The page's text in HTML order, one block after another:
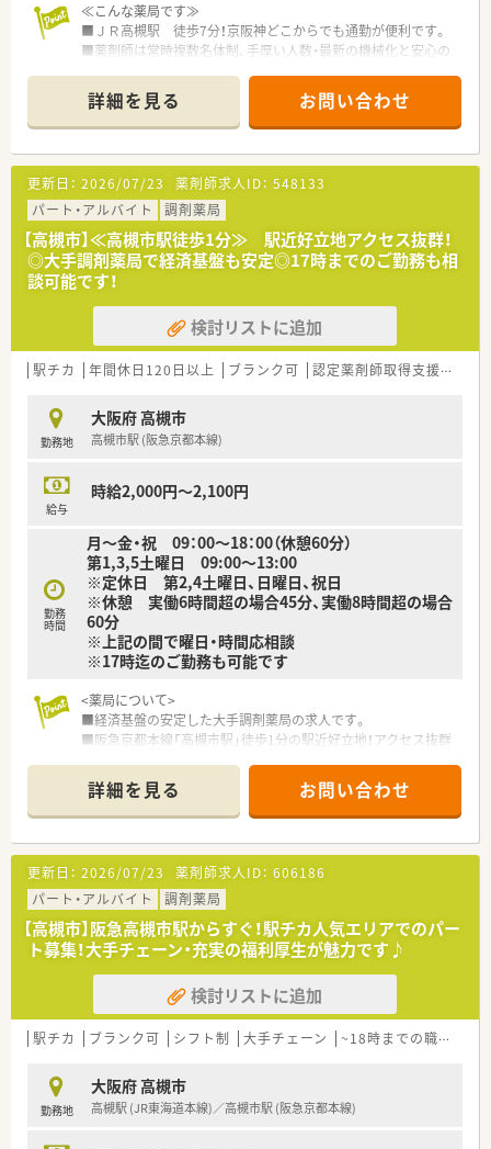
≪こんな薬局です≫
■ＪＲ高槻駅 徒歩7分！京阪神どこからでも通勤が便利です。
■薬剤師は常時複数名体制、手厚い人数・最新の機械化と安心の
■耳鼻科・皮膚科・眼科・脳神経外科の複数クリニックから処方箋
を応需。駅前の為面対応もございます。
■オンライン服薬指導も行っており、患者様のニーズに合わせて
対応しています！
■配属先につきましては面接にて適性を含め最終決定いたしま
す。
≪こんな方にオススメです≫
■調剤薬局の変化に対応し続ける薬局でともに成長をつづけた
い方！
■専門・認定薬剤師取得を活かしたい方！
■18時までの正社員をご希望の方！
≪企業の特徴≫
店舗を展開しています。
創業以来一貫して真の医薬分業を企業理念として掲げ、医薬分業
の先駆けとして展開しているような企業です！
の機能を主に発揮しています。
◎専門医療機関連携
◎地域連携
入退院時の医療機関等との情報連携や、在宅医療等に地域の薬局
と連携しながら一元的･継続的に対応できる
≪研修体制が非常に整っています！≫
■新人集合研修
⇒新人同士ペアになって服薬指導のロールプレイをしたり、実際
つけます。
■オーベン・ネーベン制
⇒新人（ネーベン）に指導役の先輩（オーベン）がマンツーマンで1
年間指導する制度。
配属店舗内の、なるべく年齢の近い先輩が指導役につきます。
２年目以降は自らがオーベンとなって後輩を育てながら、学んだ
知識を復習します。
■15ステップアップ研修
⇒薬学知識や店舗管理知識を5年間で段階的に学んでいくe-
Learning研修。
疾患や薬剤の基礎知識、主要医薬品300品目マスターから始ま
り、在宅医療やOTC、管理者としての知識まで、幅広いカリキュ
ラムを継続的に学んでいきます。
≪システム化が進んでいます！≫
■業務効率化の為、自社開発をした全店舗共通の調剤システムを
導入しています。
最新の情報や現場で働く薬剤師の声をもとに随時更新していま
■調剤機器に関しましても、応需している処方箋の傾向に合わせ
て薬局ごとに必要な調剤機器の積極的な導入をおこなっていま
す。
詳細を見る お問い合わせ
更新日： 2026/07/23 薬剤師求人ID： 548133
パート・アルバイト
調剤薬局
【高槻市】≪高槻市駅徒歩1分≫ 駅近好立地アクセス抜群！
◎大手調剤薬局で経済基盤も安定◎17時までのご勤務も相
談可能です！
検討リストに追加
駅チカ 年間休日120日以上 ブランク可 認定薬剤師取得支援あり
勤務地
大阪府 高槻市
高槻市駅 (阪急京都本線)
給与
時給2,000円～2,100円
勤務
時間
月～金・祝 09：00～18：00（休憩60分）
第1,3,5土曜日 09:00～13:00
※定休日 第2,4土曜日、日曜日、祝日
※休憩 実働6時間超の場合45分、実働8時間超の場合
60分
※上記の間で曜日・時間応相談
※17時迄のご勤務も可能です
<薬局について>
■経済基盤の安定した大手調剤薬局の求人です。
■阪急京都本線「高槻市駅」徒歩1分の駅近好立地！アクセス抜群
<こんな方にオススメ>
■17時までのご勤務を叶えたい方
■軽量科目メインで落ち着いた環境で働きたいかた
■大手調剤薬局の安定した経済基盤で、腰を据えて長く勤務した
い方
＼こんな企業です／
○全国に1,000店舗以上を展開する大手調剤薬局です。
○東京大学病院をはじめ全国の病院の敷地内に薬局を持ってい
ます。
病診薬連携を強化することで、地域にお住いの患者様に高度な
医療の提供を実現しています。
○全店「同一の機械・システム」を採用しており、且つ処方箋の応
ので、
スキルUPしたい方にはお勧めもです。
○長期就業＆自己研讃を続ける事で給与があがる仕組みになっ
詳細を見る お問い合わせ
更新日： 2026/07/23 薬剤師求人ID： 606186
パート・アルバイト
調剤薬局
【高槻市】阪急高槻市駅からすぐ！駅チカ人気エリアでのパー
ト募集！大手チェーン・充実の福利厚生が魅力です♪
検討リストに追加
駅チカ ブランク可 シフト制 大手チェーン ~18時までの職場
勤務地
大阪府 高槻市
高槻駅 (JR東海道本線)／高槻市駅 (阪急京都本線)